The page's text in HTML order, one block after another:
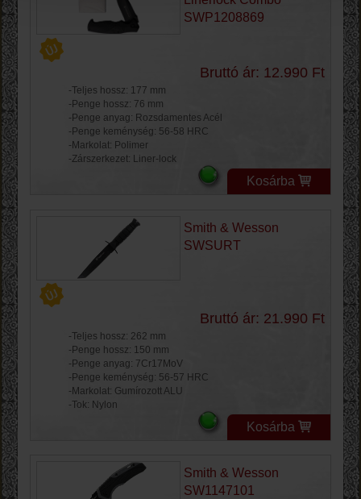
SWP1208869
Bruttó ár: 12.990 Ft
-Teljes hossz: 177 mm
-Penge hossz: 76 mm
-Penge anyag: Rozsdamentes Acél
-Penge keménység: 56-58 HRC
-Markolat: Polimer
-Zárszerkezet: Liner-lock
Kosárba
Smith & Wesson
SWSURT
Bruttó ár: 21.990 Ft
-Teljes hossz: 262 mm
-Penge hossz: 150 mm
-Penge anyag: 7Cr17MoV
-Penge keménység: 56-57 HRC
-Markolat: Gumírozott ALU
-Tok: Nylon
Kosárba
Smith & Wesson
SW1147101